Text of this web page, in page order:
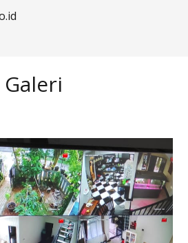
Galeri